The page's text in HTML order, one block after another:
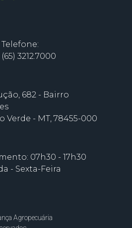
Telefone:
(65) 3212.7000
682 - Bairro
Verde - MT, 78455-000
07h30 - 17h30
- Sexta-Feira
Agropecuária